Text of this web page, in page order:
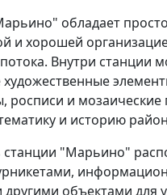
обладает
и хорошей
Внутри станции
росписи и
и историю
"Марьино"
другими объектами для